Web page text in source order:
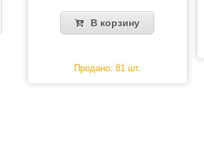
В корзину
Продано: 81 шт.